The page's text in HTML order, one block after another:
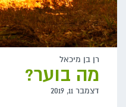
רן בן מיכאל
מה בוער?
דצמבר 11, 2019